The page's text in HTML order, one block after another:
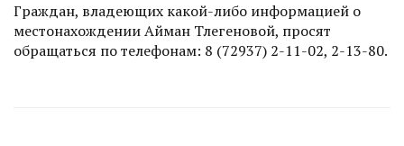
Граждан, владеющих какой-либо информацией о
местонахождении Айман Тлегеновой, просят
обращаться по телефонам: 8 (72937) 2-11-02, 2-13-80.